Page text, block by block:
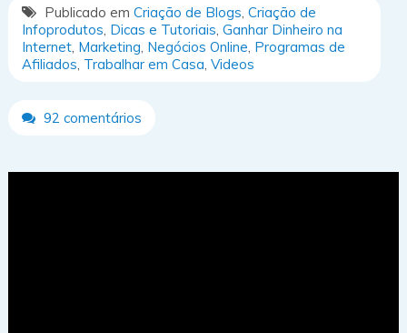
Publicado em Criação de Blogs Criação de
Infoprodutos Dicas e Tutoriais Ganhar Dinheiro na
Internet, Marketing Negócios Online Programas de
Afiliados Trabalhar em Casa Videos
92 comentários